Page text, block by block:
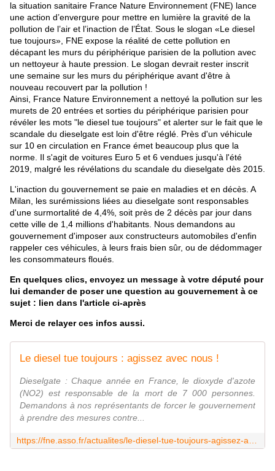
la situation sanitaire France Nature Environnement (FNE) lance
une action d’envergure pour mettre en lumière la gravité de la
pollution de l’air et l’inaction de l’État. Sous le slogan «Le diesel
tue toujours», FNE expose la réalité de cette pollution en
décapant les murs du périphérique parisien de la pollution avec
un nettoyeur à haute pression. Le slogan devrait rester inscrit
une semaine sur les murs du périphérique avant d'être à
nouveau recouvert par la pollution !
Ainsi, France Nature Environnement a nettoyé la pollution sur les
murets de 20 entrées et sorties du périphérique parisien pour
révéler les mots "le diesel tue toujours" et alerter sur le fait que le
scandale du dieselgate est loin d'être réglé. Près d'un véhicule
sur 10 en circulation en France émet beaucoup plus que la
norme. Il s'agit de voitures Euro 5 et 6 vendues jusqu'à l'été
2019, malgré les révélations du scandale du dieselgate dès 2015.
L'inaction du gouvernement se paie en maladies et en décès. A
Milan, les surémissions liées au dieselgate sont responsables
d'une surmortalité de 4,4%, soit près de 2 décès par jour dans
cette ville de 1,4 millions d'habitants. Nous demandons au
gouvernement d'imposer aux constructeurs automobiles d'enfin
rappeler ces véhicules, à leurs frais bien sûr, ou de dédommager
les consommateurs floués.
En quelques clics, envoyez un message à votre député pour
lui demander de poser une question au gouvernement à ce
sujet : lien dans l'article ci-après
Merci de relayer ces infos aussi.
Le diesel tue toujours : agissez avec nous !
Dieselgate : Chaque année en France, le dioxyde d'azote
(NO2) est responsable de la mort de 7 000 personnes.
Demandons à nos représentants de forcer le gouvernement
à prendre des mesures contre...